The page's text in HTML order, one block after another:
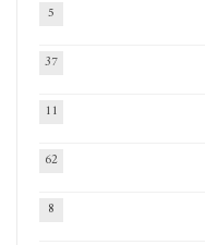
5
37
11
62
8